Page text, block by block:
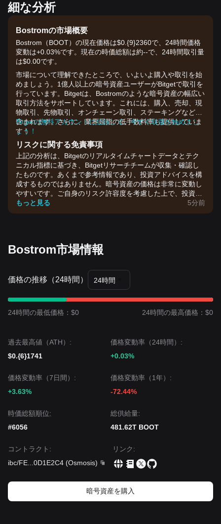
細な分析
Bostromの市場概要
Bostrom（BOOT）の現在価格は$0.{9}2360で、24時間価格
変動は+0.03%です。現在の時価総額は約--で、24時間取引量
は$0.00です。
市場について理解できたところで、いよいよ購入や取引を始
めましょう。1億人以上の暗号資産ユーザーがBitgetで取引を
行っています。Bitgetは、Bostromのような暗号資産の幅広い
取引方法をサポートしています。これには、購入、売却、現
物取引、先物取引、オンチェーン取引、ステーキングなどが
含まれます。さらに、業界屈指の低手数料率も提供していま
す！
Bitgetの無料アカウントに登録して、今すぐ取引を始めまし
ょう！
リスクに関する免責事項
上記の分析は、Bitgetのリアルタイムチャートデータとテク
ニカル指標に基づき、Bitgetリサーチチームが収集・確認し
たものです。あくまで参考情報であり、投資アドバイスを構
成するものではありません。暗号資産の価格は非常に変動し
やすいです。ご自身のリスク許容度を考慮した上で、投資判
断を行ってください。
もっと見る 5分前
Bostrom市場情報
価格の推移（24時間） 24時間
24時間の最低価格：$0 24時間の最高価格：$0
過去最高値（ATH）:
$0.{6}1741
価格変動率（24時間）:
+0.03%
価格変動率（7日間）:
+3.63%
価格変動率（1年）:
-72.44%
時価総額順位:
#6056
‌総供給量:
481.62T BOOT
コントラクト :
ibc/FE
0D1E2C4 (Osmosis)
リンク:
暗号資産を購入